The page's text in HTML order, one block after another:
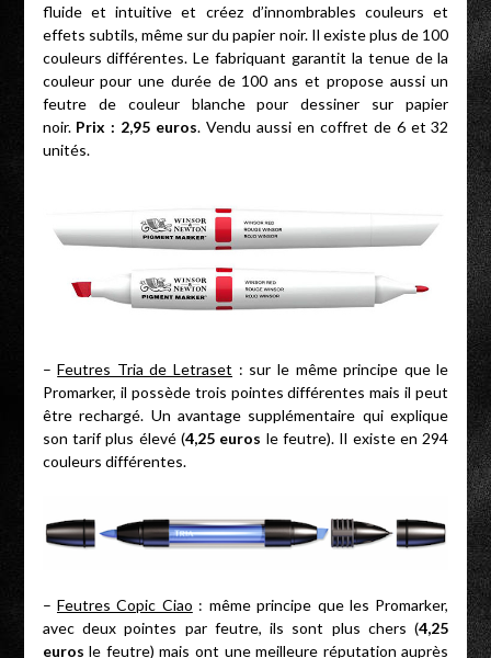
fluide et intuitive et créez d’innombrables couleurs et
effets subtils, même sur du papier noir. Il existe plus de 100
couleurs différentes. Le fabriquant garantit la tenue de la
couleur pour une durée de 100 ans et propose aussi un
feutre de couleur blanche pour dessiner sur papier
noir. Prix : 2,95 euros. Vendu aussi en coffret de 6 et 32
unités.
–Feutres Tria de Letraset : sur le même principe que le
Promarker, il possède trois pointes différentes mais il peut
être rechargé. Un avantage supplémentaire qui explique
son tarif plus élevé (4,25 euros le feutre). Il existe en 294
couleurs différentes.
– Feutres Copic Ciao : même principe que les Promarker,
avec deux pointes par feutre, ils sont plus chers (4,25
euros le feutre) mais ont une meilleure réputation auprès